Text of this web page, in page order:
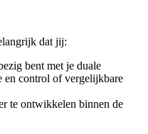
dat jij:
bent met je duale
en control of vergelijkbare
te ontwikkelen binnen de